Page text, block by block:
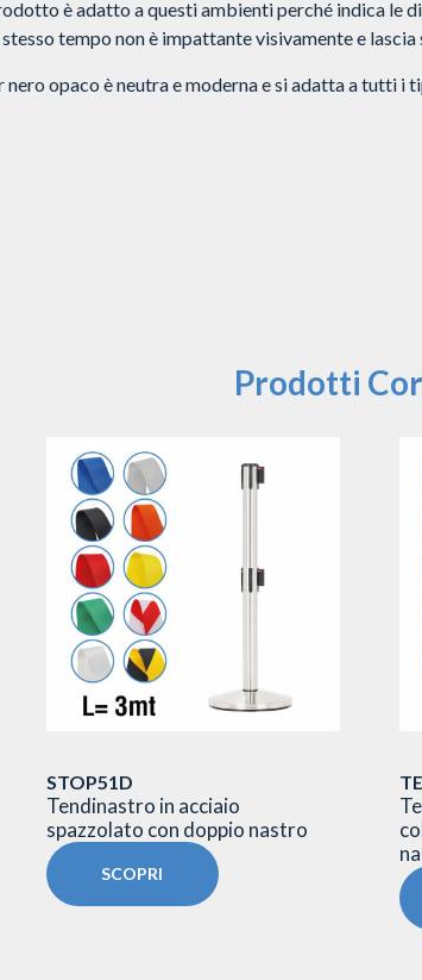
è adatto a questi ambienti perché indica le
tempo non è impattante visivamente e
opaco è neutra e moderna e si adatta a tutti i
Prodotti
STOP51D
Tendinastro in acciaio
spazzolato con doppio nastro
SCOPRI